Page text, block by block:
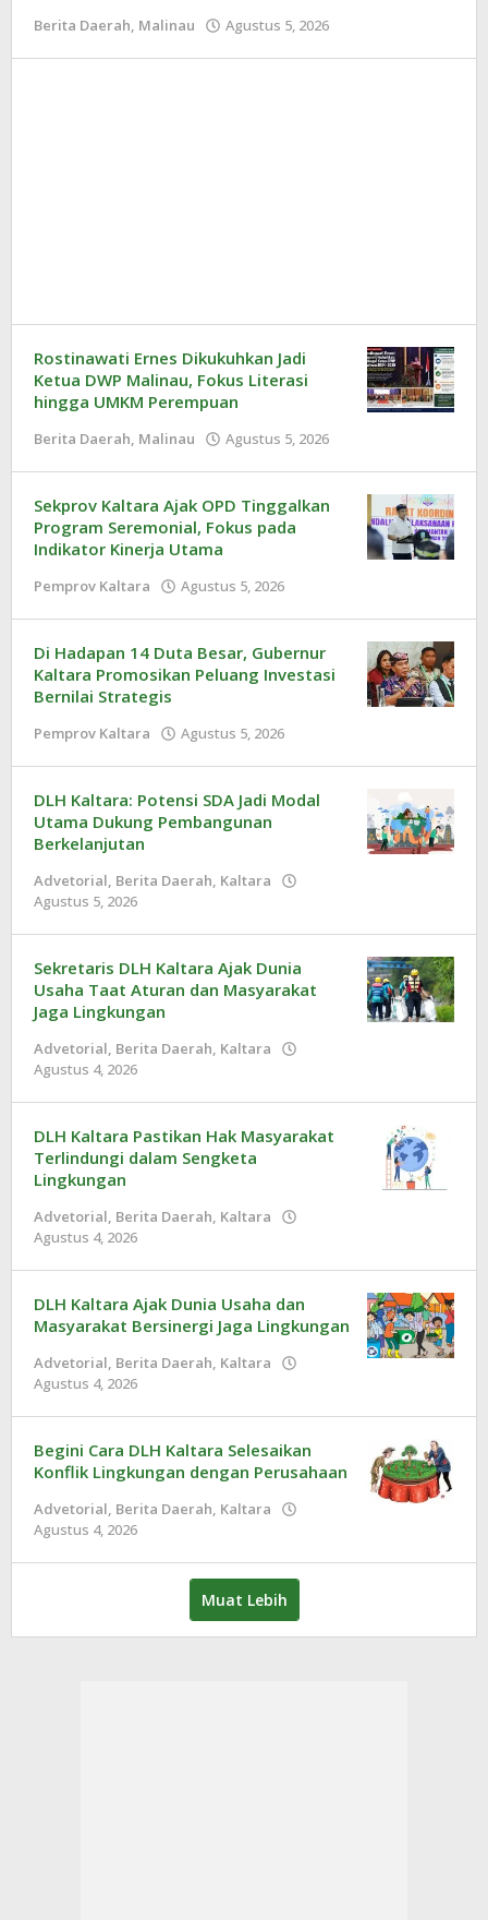
Berita Daerah, Malinau Agustus 5, 2026
Rostinawati Ernes Dikukuhkan Jadi
Ketua DWP Malinau, Fokus Literasi
hingga UMKM Perempuan
Berita Daerah, Malinau Agustus 5, 2026
Sekprov Kaltara Ajak OPD Tinggalkan
Program Seremonial, Fokus pada
Indikator Kinerja Utama
Pemprov Kaltara Agustus 5, 2026
Di Hadapan 14 Duta Besar, Gubernur
Kaltara Promosikan Peluang Investasi
Bernilai Strategis
Pemprov Kaltara Agustus 5, 2026
DLH Kaltara: Potensi SDA Jadi Modal
Utama Dukung Pembangunan
Berkelanjutan
Advetorial, Berita Daerah, Kaltara
Agustus 5, 2026
Sekretaris DLH Kaltara Ajak Dunia
Usaha Taat Aturan dan Masyarakat
Jaga Lingkungan
Advetorial, Berita Daerah, Kaltara
Agustus 4, 2026
DLH Kaltara Pastikan Hak Masyarakat
Terlindungi dalam Sengketa
Lingkungan
Advetorial, Berita Daerah, Kaltara
Agustus 4, 2026
DLH Kaltara Ajak Dunia Usaha dan
Masyarakat Bersinergi Jaga Lingkungan
Advetorial, Berita Daerah, Kaltara
Agustus 4, 2026
Begini Cara DLH Kaltara Selesaikan
Konflik Lingkungan dengan Perusahaan
Advetorial, Berita Daerah, Kaltara
Agustus 4, 2026
Muat Lebih